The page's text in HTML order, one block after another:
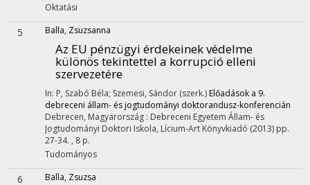
Oktatási
5 Balla, Zsuzsanna
Az EU pénzügyi érdekeinek védelme
különös tekintettel a korrupció elleni
szervezetére
In: P, Szabó Béla; Szemesi, Sándor (szerk.) Előadások a 9.
debreceni állam- és jogtudományi doktorandusz-konferencián
Debrecen, Magyarország : Debreceni Egyetem Állam- és
Jogtudományi Doktori Iskola, Lícium-Art Könyvkiadó (2013) pp.
27-34. , 8 p.
Tudományos
6 Balla, Zsuzsa